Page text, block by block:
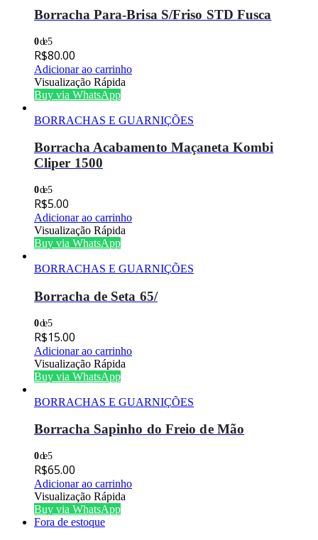
Borracha Para-Brisa S/Friso STD Fusca
0de 5
R$80.00
Adicionar ao carrinho
Visualização Rápida
Buy via WhatsApp
BORRACHAS E GUARNIÇÕES
Borracha Acabamento Maçaneta Kombi
Cliper 1500
0de 5
R$5.00
Adicionar ao carrinho
Visualização Rápida
Buy via WhatsApp
BORRACHAS E GUARNIÇÕES
Borracha de Seta 65/
0de 5
R$15.00
Adicionar ao carrinho
Visualização Rápida
Buy via WhatsApp
BORRACHAS E GUARNIÇÕES
Borracha Sapinho do Freio de Mão
0de 5
R$65.00
Adicionar ao carrinho
Visualização Rápida
Buy via WhatsApp
Fora de estoque